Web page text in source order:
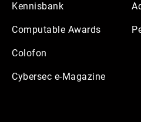
Kennisbank
Computable Awards
Colofon
Cybersec e-Magazine